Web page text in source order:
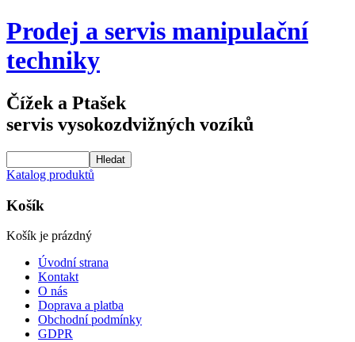
Prodej a servis manipulační
techniky
Čížek a Ptašek
servis vysokozdvižných vozíků
Katalog produktů
Košík
Košík je prázdný
Úvodní strana
Kontakt
O nás
Doprava a platba
Obchodní podmínky
GDPR